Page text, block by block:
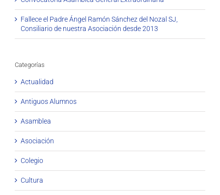
Fallece el Padre Ángel Ramón Sánchez del Nozal SJ,
Consiliario de nuestra Asociación desde 2013
Categorías
Actualidad
Antiguos Alumnos
Asamblea
Asociación
Colegio
Cultura